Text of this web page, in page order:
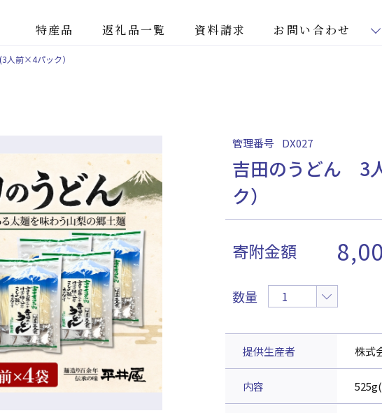
特産品 返礼品一覧 資料請求 お問い合わせ
前×4パック）
管理番号 DX027
吉田のうどん 3
ク）
寄附金額
数量
提供生産者 株式
内容